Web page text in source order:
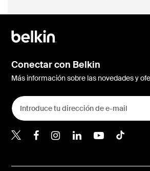
Conectar con Belkin
Más información sobre las novedades y
Belkin Twitter